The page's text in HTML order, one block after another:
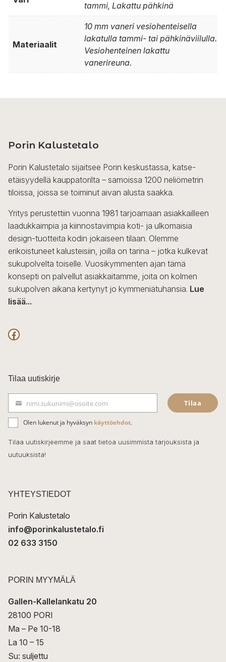
tammi, Lakattu pähkinä
Materiaalit
10 mm vaneri vesiohenteisella
lakatulla tammi- tai pähkinäviilulla.
Vesiohenteinen lakattu
vanerireuna.
Porin Kalustetalo
Porin Kalustetalo sijaitsee Porin keskustassa, katse-
etäisyydellä kauppatorilta – samoissa 1200 neliömetrin
tiloissa, joissa se toiminut aivan alusta saakka.
Yritys perustettiin vuonna 1981 tarjoamaan asiakkailleen
laadukkaimpia ja kiinnostavimpia koti- ja ulkomaisia
design-tuotteita kodin jokaiseen tilaan. Olemme
erikoistuneet kalusteisiin, joilla on tarina – jotka kulkevat
sukupolvelta toiselle. Vuosikymmenten ajan tämä
konsepti on palvellut asiakkaitamme, joita on kolmen
sukupolven aikana kertynyt jo kymmeniätuhansia. Lue
lisää...
F
c
e
b
o
o
k
Tilaa uutiskirje
ä
h
k
t
nimi.sukunimi@osoite.com Tilaa
Olen lukenut ja hyväksyn käyttöehdot.
Tilaa uutiskirjeemme ja saat tietoa uusimmista tarjouksista ja
uutuuksista!
YHTEYSTIEDOT
Porin Kalustetalo
info@porinkalustetalo.fi
02 633 3150
PORIN MYYMÄLÄ
Gallen-Kallelankatu 20
28100 PORI
Ma – Pe 10-18
La 10 – 15
Su: suljettu